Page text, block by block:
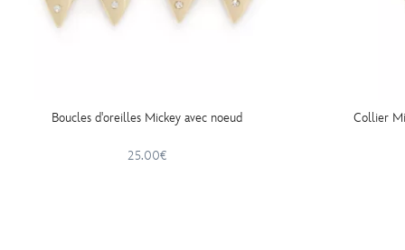
Boucles d'oreilles Mickey avec noeud
25.00€
Collier